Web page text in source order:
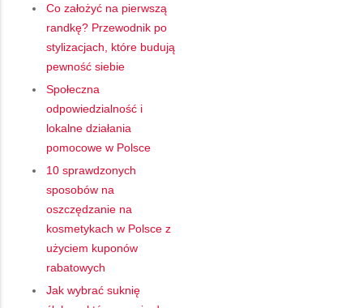
Co założyć na pierwszą
randkę? Przewodnik po
stylizacjach, które budują
pewność siebie
Społeczna
odpowiedzialność i
lokalne działania
pomocowe w Polsce
10 sprawdzonych
sposobów na
oszczędzanie na
kosmetykach w Polsce z
użyciem kuponów
rabatowych
Jak wybrać suknię